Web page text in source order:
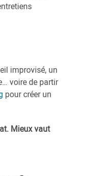
improvisé, un
voire de partir
pour créer un
Mieux vaut